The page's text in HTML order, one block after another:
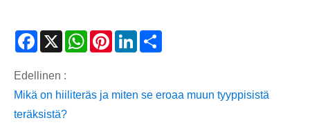
Facebook
X WhatsAppPinterestLinkedIn
Edellinen :
Mikä on hiiliteräs ja miten se eroaa muun tyyppisistä
teräksistä?